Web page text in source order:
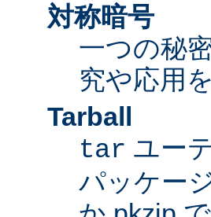
対称暗号
一つの秘
究や応用
Tarball
tar ユー
パッケー